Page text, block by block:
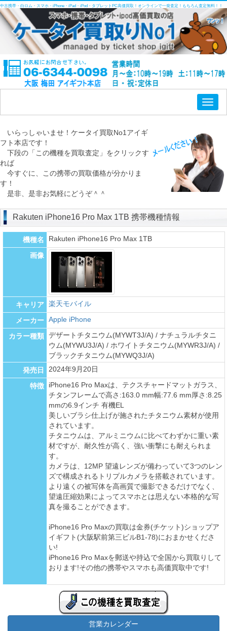
中古携帯・白ロム・スマホ・iPhone・iPad・iPod・タブレットPC高価買取！オンラインで一発査定！もちろん査定無料！！
いらっしゃいませ！ケータイ買取No1アイギ
フト本店です！
下段の「この機種を買取査定」をクリックす
れば
今すぐに、この携帯の買取価格が分かりま
す！
是非、是非お気軽にどうぞ＾＾
Rakuten iPhone16 Pro Max 1TB 携帯機種情報
機種名 Rakuten iPhone16 Pro Max 1TB
画像
キャリア 楽天モバイル
メーカー Apple iPhone
カラー種類 デザートチタニウム(MYWT3J/A) / ナチュラルチタニ
ウム(MYWU3J/A) / ホワイトチタニウム(MYWR3J/A) /
ブラックチタニウム(MYWQ3J/A)
発売日
2024年9月20日
特徴
iPhone16 Pro Maxは、テクスチャードマットガラス、
チタンフレームで高さ:163.0 mm幅:77.6 mm厚さ:8.25
mmの6.9インチ 有機EL
美しいブラシ仕上げが施されたチタニウム素材が使用
されています。
チタニウムは、アルミニウムに比べてわずかに重い素
材ですが、耐久性が高く、強い衝撃にも耐えられま
す。
カメラは、12MP 望遠レンズが備わっていて3つのレン
ズで構成されるトリプルカメラを搭載されています。
より遠くの被写体を高画質で撮影できるだけでなく、
望遠圧縮効果によってスマホとは思えない本格的な写
真を撮ることができます。
iPhone16 Pro Maxの買取は金券(チケット)ショップア
イギフト(大阪駅前第三ビルB1-78)におまかせくださ
い!
iPhone16 Pro Maxを郵送や持込で全国から買取りして
おります!その他の携帯やスマホも高価買取中です!
営業カレンダー